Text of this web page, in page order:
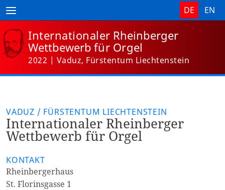
DE EN
Internationaler Rheinberger
Wettbewerbfür Orgel
2022 | Vaduz, Fürstentum Liechtenstein
VADUZ / FÜRSTENTUM LIECHTENSTEIN
Internationaler Rheinberger
Wettbewerb für Orgel
KONTAKT
Rheinbergerhaus
St. Florinsgasse 1